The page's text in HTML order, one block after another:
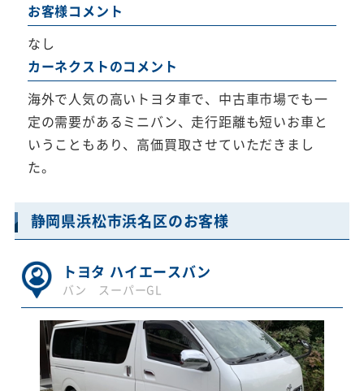
お客様コメント
なし
カーネクストのコメント
海外で人気の高いトヨタ車で、中古車市場でも一
定の需要があるミニバン、走行距離も短いお車と
いうこともあり、高価買取させていただきまし
た。
静岡県浜松市浜名区のお客様
トヨタ ハイエースバン
バン スーパーGL